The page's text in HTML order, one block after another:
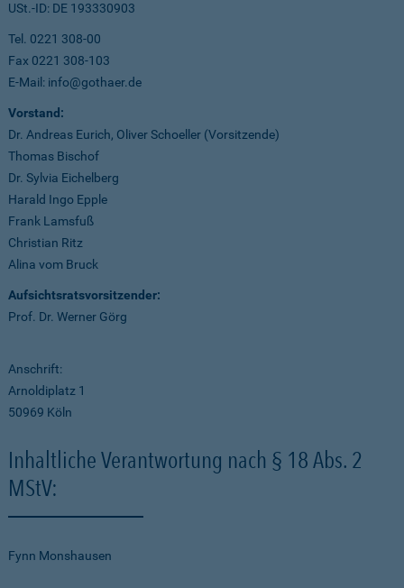
USt.-ID: DE 193330903
Tel. 0221 308-00
Fax 0221 308-103
E-Mail: info@gothaer.de
Vorstand:
Dr. Andreas Eurich, Oliver Schoeller (Vorsitzende)
Thomas Bischof
Dr. Sylvia Eichelberg
Harald Ingo Epple
Frank Lamsfuß
Christian Ritz
Alina vom Bruck
Aufsichtsratsvorsitzender:
Prof. Dr. Werner Görg
Anschrift:
Arnoldiplatz 1
50969 Köln
Inhaltliche Verantwortung nach § 18 Abs. 2
MStV:
Fynn Monshausen